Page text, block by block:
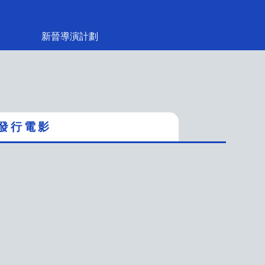
新晉導演計劃
行 電 影